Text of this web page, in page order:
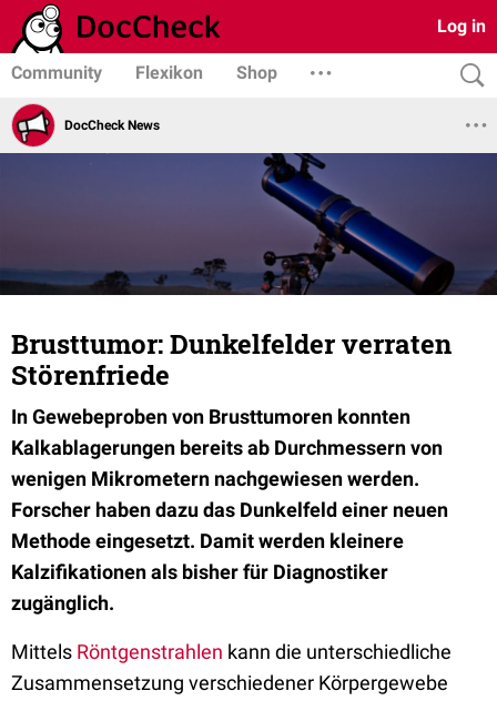
Log in
Community Flexikon Shop
DocCheck News
Brusttumor: Dunkelfelder verraten
Störenfriede
In Gewebeproben von Brusttumoren konnten
Kalkablagerungen bereits ab Durchmessern von
wenigen Mikrometern nachgewiesen werden.
Forscher haben dazu das Dunkelfeld einer neuen
Methode eingesetzt. Damit werden kleinere
Kalzifikationen als bisher für Diagnostiker
zugänglich.
Mittels Röntgenstrahlen kann die unterschiedliche
Zusammensetzung verschiedener Körpergewebe